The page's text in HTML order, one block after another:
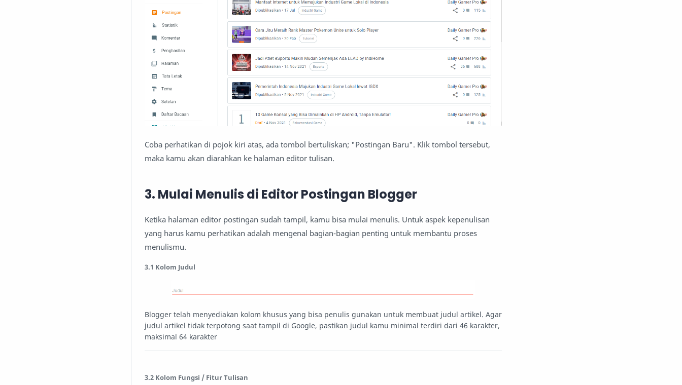
Coba perhatikan di pojok kiri atas, ada tombol bertuliskan; "Postingan Baru". Klik tombol tersebut,
maka kamu akan diarahkan ke halaman editor tulisan.
3. Mulai Menulis di Editor Postingan Blogger
Ketika halaman editor postingan sudah tampil, kamu bisa mulai menulis. Untuk aspek kepenulisan
yang harus kamu perhatikan adalah mengenal bagian-bagian penting untuk membantu proses
menulismu.
3.1 Kolom Judul
Blogger telah menyediakan kolom khusus yang bisa penulis gunakan untuk membuat judul artikel. Agar
judul artikel tidak terpotong saat tampil di Google, pastikan judul kamu minimal terdiri dari 46 karakter,
maksimal 64 karakter
3.2 Kolom Fungsi / Fitur Tulisan